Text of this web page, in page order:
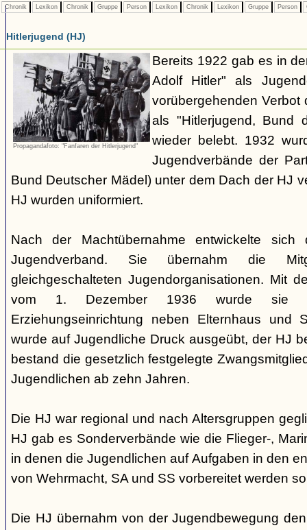
Chronik Lexikon Chronik Gruppe Person Lexikon Chronik Lexikon Gruppe Person
Hitlerjugend (HJ)
Propagandafoto: "Fanfaren der Hitlerjugend"
Bereits 1922 gab es in
Adolf Hitler" als
vorübergehenden Verbot
als "Hitlerjugend, Bund
wieder belebt. 1932
Jugendverbände der
Bund Deutscher Mädel) unter dem Dach der HJ
HJ wurden uniformiert.
Nach der Machtübernahme entwickelte
Jugendverband. Sie übernahm die
gleichgeschalteten Jugendorganisationen. Mit
vom 1. Dezember 1936 wurde sie
Erziehungseinrichtung neben Elternhaus und
wurde auf Jugendliche Druck ausgeübt, der HJ
bestand die gesetzlich festgelegte
Jugendlichen ab zehn Jahren.
Die HJ war regional und nach Altersgruppen
HJ gab es Sonderverbände wie die Flieger-,
in denen die Jugendlichen auf Aufgaben in den
von Wehrmacht, SA und SS vorbereitet werden
Die HJ übernahm von der Jugendbewegung